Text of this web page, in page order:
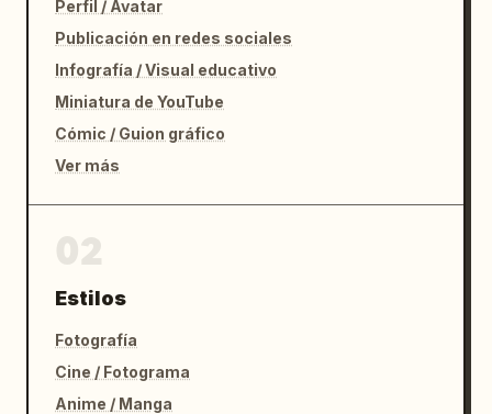
Perfil / Avatar
Publicación en redes sociales
Infografía / Visual educativo
Miniatura de YouTube
Cómic / Guion gráfico
Ver más
Estilos
Fotografía
Cine / Fotograma
Anime / Manga